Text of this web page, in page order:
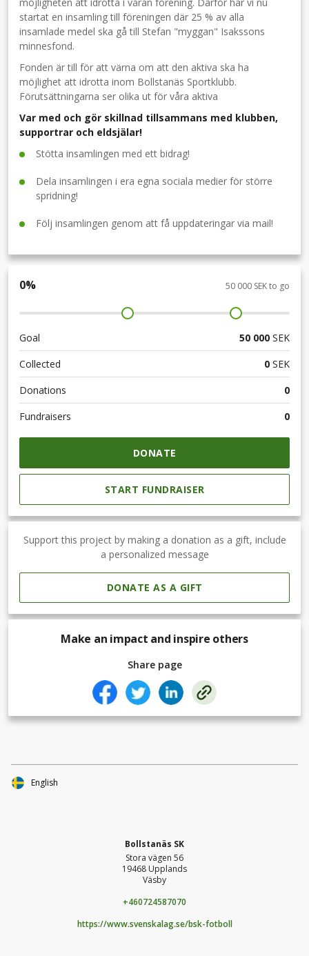
startat en insamling till föreningen där 25 % av alla
insamlade medel ska gå till Stefan "myggan" Isakssons
minnesfond.
Fonden är till för att värna om att den aktiva ska ha
möjlighet att idrotta inom Bollstanäs Sportklubb.
Förutsättningarna ser olika ut för våra aktiva
Var med och gör skillnad tillsammans med klubben,
supportrar och eldsjälar!
Stötta insamlingen med ett bidrag!
Dela insamlingen i era egna sociala medier för större
spridning!
Följ insamlingen genom att få uppdateringar via mail!
0% 50 000 SEK to go
Goal 50 000 SEK
Collected
0 SEK
Donations
0
Fundraisers
0
DONATE
START FUNDRAISER
Support this project by making a donation as a gift, include
a personalized message
DONATE AS A GIFT
Make an impact and inspire others
Share page
Bollstanäs SK
Stora vägen 56
19468 Upplands
Väsby
+460724587070
https://www.svenskalag.se/bsk-fotboll
English